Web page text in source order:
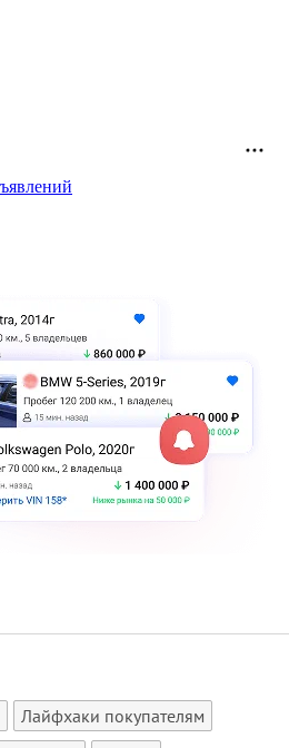
Лайфхаки покупателям